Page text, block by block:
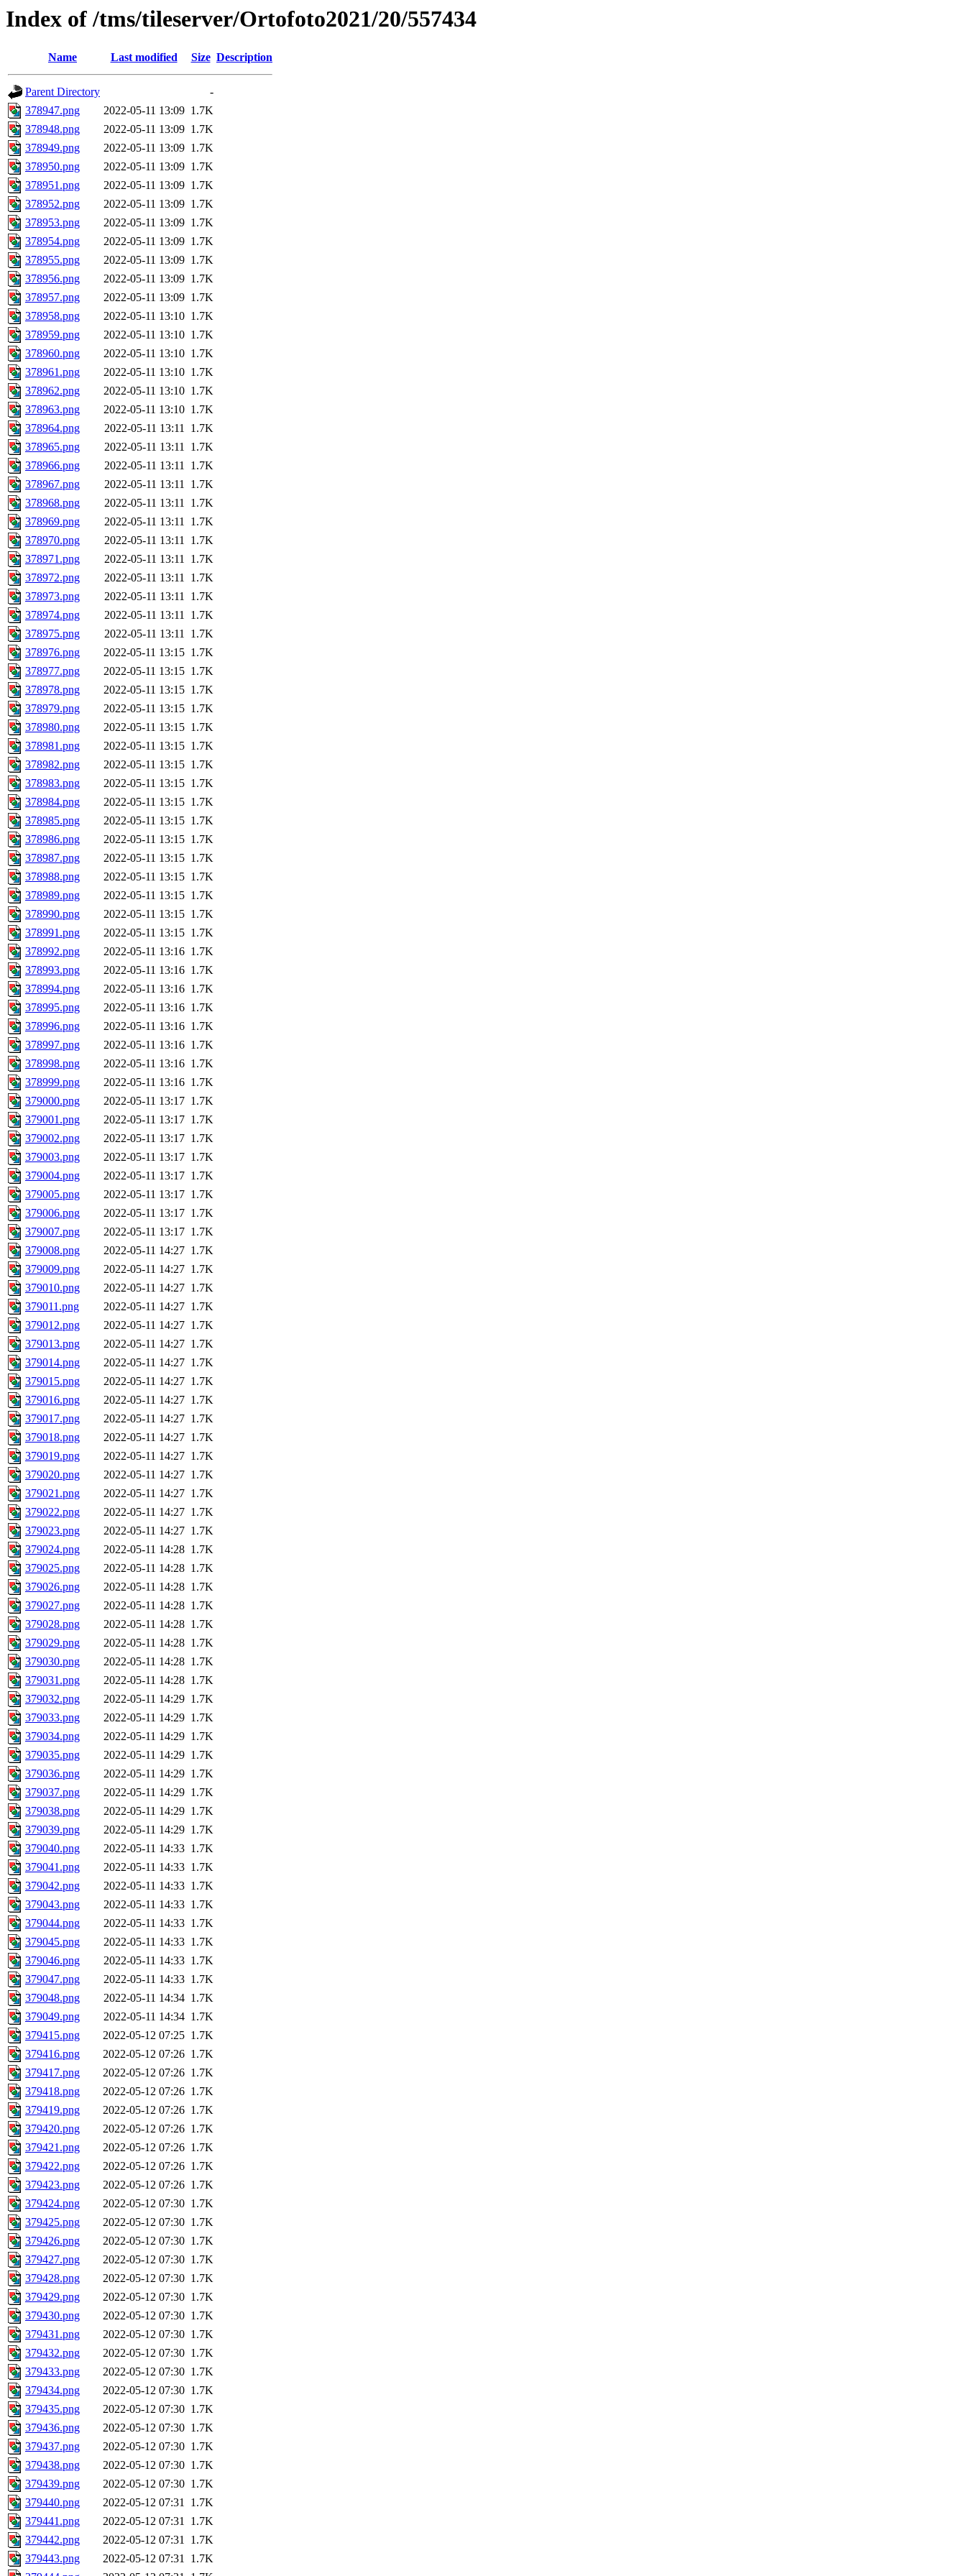
Index of /tms/tileserver/Ortofoto2021/20/557434
Name Last modified Size Description
Parent Directory
-
378947.png
2022-05-11 13:09 1.7K
378948.png
2022-05-11 13:09 1.7K
378949.png
2022-05-11 13:09 1.7K
378950.png
2022-05-11 13:09 1.7K
378951.png
2022-05-11 13:09 1.7K
378952.png
2022-05-11 13:09 1.7K
378953.png
2022-05-11 13:09 1.7K
378954.png
2022-05-11 13:09 1.7K
378955.png
2022-05-11 13:09 1.7K
378956.png
2022-05-11 13:09 1.7K
378957.png
2022-05-11 13:09 1.7K
378958.png
2022-05-11 13:10 1.7K
378959.png
2022-05-11 13:10 1.7K
378960.png
2022-05-11 13:10 1.7K
378961.png
2022-05-11 13:10 1.7K
378962.png
2022-05-11 13:10 1.7K
378963.png
2022-05-11 13:10 1.7K
378964.png
2022-05-11 13:11 1.7K
378965.png
2022-05-11 13:11 1.7K
378966.png
2022-05-11 13:11 1.7K
378967.png
2022-05-11 13:11 1.7K
378968.png
2022-05-11 13:11 1.7K
378969.png
2022-05-11 13:11 1.7K
378970.png
2022-05-11 13:11 1.7K
378971.png
2022-05-11 13:11 1.7K
378972.png
2022-05-11 13:11 1.7K
378973.png
2022-05-11 13:11 1.7K
378974.png
2022-05-11 13:11 1.7K
378975.png
2022-05-11 13:11 1.7K
378976.png
2022-05-11 13:15 1.7K
378977.png
2022-05-11 13:15 1.7K
378978.png
2022-05-11 13:15 1.7K
378979.png
2022-05-11 13:15 1.7K
378980.png
2022-05-11 13:15 1.7K
378981.png
2022-05-11 13:15 1.7K
378982.png
2022-05-11 13:15 1.7K
378983.png
2022-05-11 13:15 1.7K
378984.png
2022-05-11 13:15 1.7K
378985.png
2022-05-11 13:15 1.7K
378986.png
2022-05-11 13:15 1.7K
378987.png
2022-05-11 13:15 1.7K
378988.png
2022-05-11 13:15 1.7K
378989.png
2022-05-11 13:15 1.7K
378990.png
2022-05-11 13:15 1.7K
378991.png
2022-05-11 13:15 1.7K
378992.png
2022-05-11 13:16 1.7K
378993.png
2022-05-11 13:16 1.7K
378994.png
2022-05-11 13:16 1.7K
378995.png
2022-05-11 13:16 1.7K
378996.png
2022-05-11 13:16 1.7K
378997.png
2022-05-11 13:16 1.7K
378998.png
2022-05-11 13:16 1.7K
378999.png
2022-05-11 13:16 1.7K
379000.png
2022-05-11 13:17 1.7K
379001.png
2022-05-11 13:17 1.7K
379002.png
2022-05-11 13:17 1.7K
379003.png
2022-05-11 13:17 1.7K
379004.png
2022-05-11 13:17 1.7K
379005.png
2022-05-11 13:17 1.7K
379006.png
2022-05-11 13:17 1.7K
379007.png
2022-05-11 13:17 1.7K
379008.png
2022-05-11 14:27 1.7K
379009.png
2022-05-11 14:27 1.7K
379010.png
2022-05-11 14:27 1.7K
379011.png
2022-05-11 14:27 1.7K
379012.png
2022-05-11 14:27 1.7K
379013.png
2022-05-11 14:27 1.7K
379014.png
2022-05-11 14:27 1.7K
379015.png
2022-05-11 14:27 1.7K
379016.png
2022-05-11 14:27 1.7K
379017.png
2022-05-11 14:27 1.7K
379018.png
2022-05-11 14:27 1.7K
379019.png
2022-05-11 14:27 1.7K
379020.png
2022-05-11 14:27 1.7K
379021.png
2022-05-11 14:27 1.7K
379022.png
2022-05-11 14:27 1.7K
379023.png
2022-05-11 14:27 1.7K
379024.png
2022-05-11 14:28 1.7K
379025.png
2022-05-11 14:28 1.7K
379026.png
2022-05-11 14:28 1.7K
379027.png
2022-05-11 14:28 1.7K
379028.png
2022-05-11 14:28 1.7K
379029.png
2022-05-11 14:28 1.7K
379030.png
2022-05-11 14:28 1.7K
379031.png
2022-05-11 14:28 1.7K
379032.png
2022-05-11 14:29 1.7K
379033.png
2022-05-11 14:29 1.7K
379034.png
2022-05-11 14:29 1.7K
379035.png
2022-05-11 14:29 1.7K
379036.png
2022-05-11 14:29 1.7K
379037.png
2022-05-11 14:29 1.7K
379038.png
2022-05-11 14:29 1.7K
379039.png
2022-05-11 14:29 1.7K
379040.png
2022-05-11 14:33 1.7K
379041.png
2022-05-11 14:33 1.7K
379042.png
2022-05-11 14:33 1.7K
379043.png
2022-05-11 14:33 1.7K
379044.png
2022-05-11 14:33 1.7K
379045.png
2022-05-11 14:33 1.7K
379046.png
2022-05-11 14:33 1.7K
379047.png
2022-05-11 14:33 1.7K
379048.png
2022-05-11 14:34 1.7K
379049.png
2022-05-11 14:34 1.7K
379415.png
2022-05-12 07:25 1.7K
379416.png
2022-05-12 07:26 1.7K
379417.png
2022-05-12 07:26 1.7K
379418.png
2022-05-12 07:26 1.7K
379419.png
2022-05-12 07:26 1.7K
379420.png
2022-05-12 07:26 1.7K
379421.png
2022-05-12 07:26 1.7K
379422.png
2022-05-12 07:26 1.7K
379423.png
2022-05-12 07:26 1.7K
379424.png
2022-05-12 07:30 1.7K
379425.png
2022-05-12 07:30 1.7K
379426.png
2022-05-12 07:30 1.7K
379427.png
2022-05-12 07:30 1.7K
379428.png
2022-05-12 07:30 1.7K
379429.png
2022-05-12 07:30 1.7K
379430.png
2022-05-12 07:30 1.7K
379431.png
2022-05-12 07:30 1.7K
379432.png
2022-05-12 07:30 1.7K
379433.png
2022-05-12 07:30 1.7K
379434.png
2022-05-12 07:30 1.7K
379435.png
2022-05-12 07:30 1.7K
379436.png
2022-05-12 07:30 1.7K
379437.png
2022-05-12 07:30 1.7K
379438.png
2022-05-12 07:30 1.7K
379439.png
2022-05-12 07:30 1.7K
379440.png
2022-05-12 07:31 1.7K
379441.png
2022-05-12 07:31 1.7K
379442.png
2022-05-12 07:31 1.7K
379443.png
2022-05-12 07:31 1.7K